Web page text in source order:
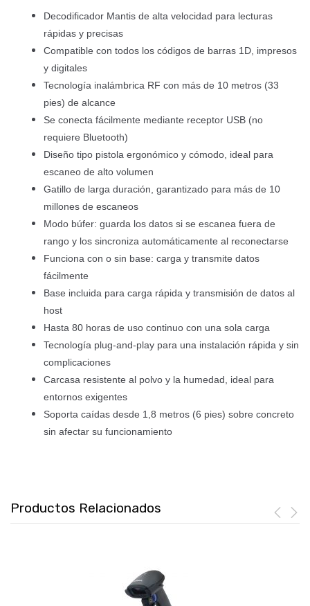
Decodificador Mantis de alta velocidad para lecturas
rápidas y precisas
Compatible con todos los códigos de barras 1D, impresos
y digitales
Tecnología inalámbrica RF con más de 10 metros (33
pies) de alcance
Se conecta fácilmente mediante receptor USB (no
requiere Bluetooth)
Diseño tipo pistola ergonómico y cómodo, ideal para
escaneo de alto volumen
Gatillo de larga duración, garantizado para más de 10
millones de escaneos
Modo búfer: guarda los datos si se escanea fuera de
rango y los sincroniza automáticamente al reconectarse
Funciona con o sin base: carga y transmite datos
fácilmente
Base incluida para carga rápida y transmisión de datos al
host
Hasta 80 horas de uso continuo con una sola carga
Tecnología plug-and-play para una instalación rápida y sin
complicaciones
Carcasa resistente al polvo y la humedad, ideal para
entornos exigentes
Soporta caídas desde 1,8 metros (6 pies) sobre concreto
sin afectar su funcionamiento
Productos Relacionados